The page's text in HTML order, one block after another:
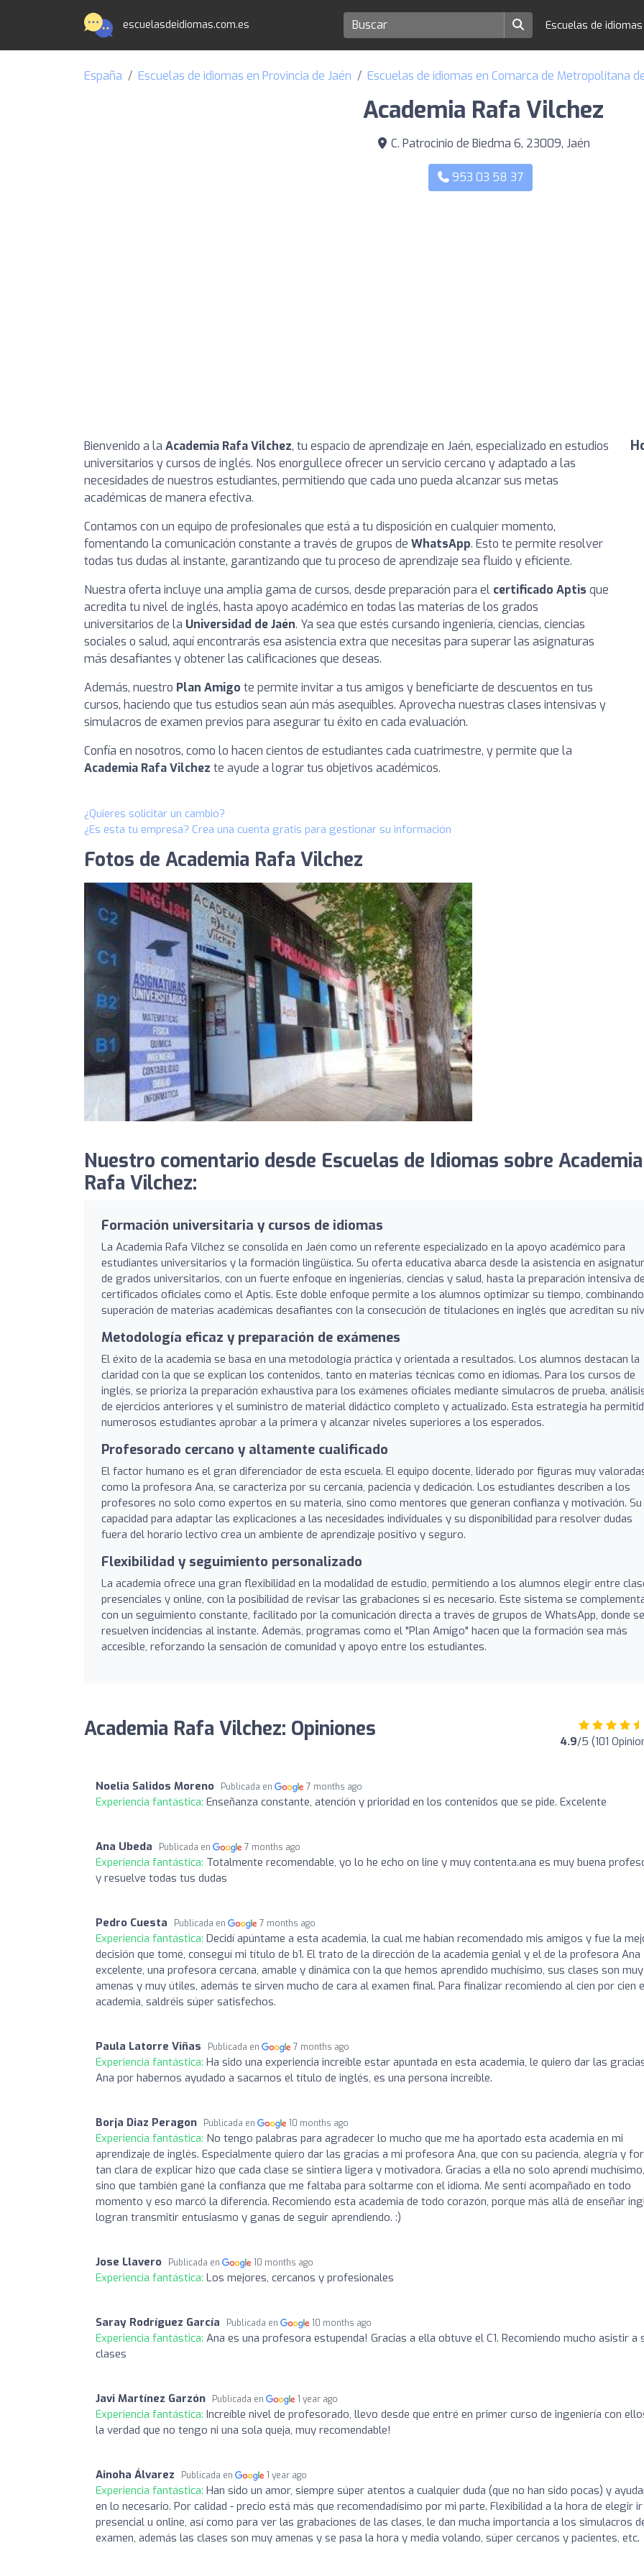
escuelasdeidiomas.com.es Escuelas de idiomas
España Escuelas de idiomas en Provincia de Jaén Escuelas de idiomas en Comarca de Metropolitana
Academia Rafa Vilchez
C. Patrocinio de Biedma 6, 23009, Jaén
953 03 58 37
Bienvenido a la Academia Rafa Vilchez, tu espacio de aprendizaje en Jaén, especializado en estudios
universitarios y cursos de inglés. Nos enorgullece ofrecer un servicio cercano y adaptado a las
necesidades de nuestros estudiantes, permitiendo que cada uno pueda alcanzar sus metas
académicas de manera efectiva.
Contamos con un equipo de profesionales que está a tu disposición en cualquier momento,
fomentando la comunicación constante a través de grupos de WhatsApp. Esto te permite resolver
todas tus dudas al instante, garantizando que tu proceso de aprendizaje sea fluido y eficiente.
Nuestra oferta incluye una amplia gama de cursos, desde preparación para el certificado Aptis que
acredita tu nivel de inglés, hasta apoyo académico en todas las materias de los grados
universitarios de la Universidad de Jaén. Ya sea que estés cursando ingeniería, ciencias, ciencias
sociales o salud, aquí encontrarás esa asistencia extra que necesitas para superar las asignaturas
más desafiantes y obtener las calificaciones que deseas.
Además, nuestro Plan Amigo te permite invitar a tus amigos y beneficiarte de descuentos en tus
cursos, haciendo que tus estudios sean aún más asequibles. Aprovecha nuestras clases intensivas y
simulacros de examen previos para asegurar tu éxito en cada evaluación.
Confía en nosotros, como lo hacen cientos de estudiantes cada cuatrimestre, y permite que la
Academia Rafa Vilchez te ayude a lograr tus objetivos académicos.
¿Quieres solicitar un cambio?
¿Es esta tu empresa? Crea una cuenta gratis para gestionar su información
Fotos de Academia Rafa Vilchez
Nuestro comentario desde Escuelas de Idiomas sobre Academia
Rafa Vilchez:
Formación universitaria y cursos de idiomas
La Academia Rafa Vilchez se consolida en Jaén como un referente especializado en la apoyo académico para
estudiantes universitarios y la formación lingüística. Su oferta educativa abarca desde la asistencia en
de grados universitarios, con un fuerte enfoque en ingenierías, ciencias y salud, hasta la preparación intensiva de
certificados oficiales como el Aptis. Este doble enfoque permite a los alumnos optimizar su tiempo,
superación de materias académicas desafiantes con la consecución de titulaciones en inglés que acreditan su
Metodología eficaz y preparación de exámenes
El éxito de la academia se basa en una metodología práctica y orientada a resultados. Los alumnos destacan la
claridad con la que se explican los contenidos, tanto en materias técnicas como en idiomas. Para los cursos de
inglés, se prioriza la preparación exhaustiva para los exámenes oficiales mediante simulacros de prueba,
de ejercicios anteriores y el suministro de material didáctico completo y actualizado. Esta estrategia ha
numerosos estudiantes aprobar a la primera y alcanzar niveles superiores a los esperados.
Profesorado cercano y altamente cualificado
El factor humano es el gran diferenciador de esta escuela. El equipo docente, liderado por figuras muy
como la profesora Ana, se caracteriza por su cercanía, paciencia y dedicación. Los estudiantes describen a los
profesores no solo como expertos en su materia, sino como mentores que generan confianza y motivación. Su
capacidad para adaptar las explicaciones a las necesidades individuales y su disponibilidad para resolver dudas
fuera del horario lectivo crea un ambiente de aprendizaje positivo y seguro.
Flexibilidad y seguimiento personalizado
La academia ofrece una gran flexibilidad en la modalidad de estudio, permitiendo a los alumnos elegir entre
presenciales y online, con la posibilidad de revisar las grabaciones si es necesario. Este sistema se
con un seguimiento constante, facilitado por la comunicación directa a través de grupos de WhatsApp, donde se
resuelven incidencias al instante. Además, programas como el "Plan Amigo" hacen que la formación sea más
accesible, reforzando la sensación de comunidad y apoyo entre los estudiantes.
Academia Rafa Vilchez: Opiniones 4.9/5 (101
Noelia Salidos Moreno Publicada en 7 months ago
Experiencia fantástica: Enseñanza constante, atención y prioridad en los contenidos que se pide. Excelente
Ana Ubeda Publicada en 7 months ago
Experiencia fantástica: Totalmente recomendable, yo lo he echo on line y muy contenta.ana es muy buena
y resuelve todas tus dudas
Pedro Cuesta Publicada en 7 months ago
Experiencia fantástica: Decidí apúntame a esta academia, la cual me habían recomendado mis amigos y fue la
decisión que tomé, conseguí mi título de b1. El trato de la dirección de la academia genial y el de la profesora Ana
excelente, una profesora cercana, amable y dinámica con la que hemos aprendido muchísimo, sus clases son muy
amenas y muy útiles, además te sirven mucho de cara al examen final. Para finalizar recomiendo al cien por cien
academia, saldréis súper satisfechos.
Paula Latorre Viñas Publicada en 7 months ago
Experiencia fantástica: Ha sido una experiencia increíble estar apuntada en esta academia, le quiero dar las
Ana por habernos ayudado a sacarnos el título de inglés, es una persona increíble.
Borja Diaz Peragon Publicada en 10 months ago
Experiencia fantástica: No tengo palabras para agradecer lo mucho que me ha aportado esta academia en mi
aprendizaje de inglés. Especialmente quiero dar las gracias a mi profesora Ana, que con su paciencia, alegría y
tan clara de explicar hizo que cada clase se sintiera ligera y motivadora. Gracias a ella no solo aprendí muchísimo,
sino que también gané la confianza que me faltaba para soltarme con el idioma. Me sentí acompañado en todo
momento y eso marcó la diferencia. Recomiendo esta academia de todo corazón, porque más allá de enseñar
logran transmitir entusiasmo y ganas de seguir aprendiendo. :)
Jose Llavero Publicada en 10 months ago
Experiencia fantástica: Los mejores, cercanos y profesionales
Saray Rodríguez García Publicada en 10 months ago
Experiencia fantástica: Ana es una profesora estupenda! Gracias a ella obtuve el C1. Recomiendo mucho asistir a
clases
Javi Martínez Garzón Publicada en 1 year ago
Experiencia fantástica: Increíble nivel de profesorado, llevo desde que entré en primer curso de ingeniería con
la verdad que no tengo ni una sola queja, muy recomendable!
Ainoha Álvarez Publicada en 1 year ago
Experiencia fantástica: Han sido un amor, siempre súper atentos a cualquier duda (que no han sido pocas) y
en lo necesario. Por calidad - precio está más que recomendadísimo por mi parte. Flexibilidad a la hora de elegir ir
presencial u online, así como para ver las grabaciones de las clases, le dan mucha importancia a los simulacros
examen, además las clases son muy amenas y se pasa la hora y media volando, súper cercanos y pacientes, etc.